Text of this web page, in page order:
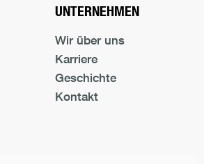
UNTERNEHMEN
Wir über uns
Karriere
Geschichte
Kontakt